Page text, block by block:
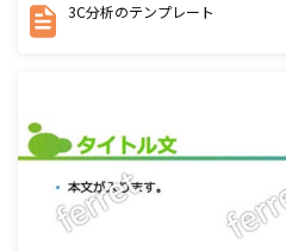
3C分析のテンプレート